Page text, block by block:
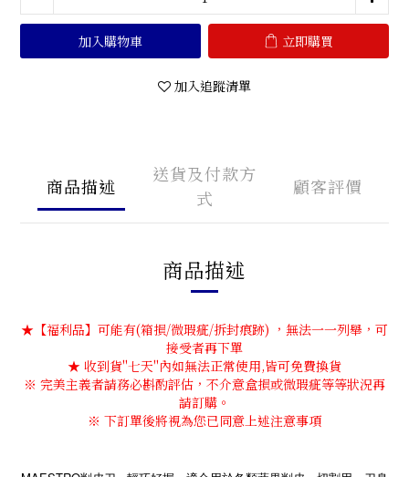
加入購物車 立即購買
加入追蹤清單
商品描述
送貨及付款方
式
顧客評價
商品描述
★【福利品】可能有(箱損/微瑕疵/拆封痕跡) ，無法一一列舉，可
接受者再下單
★ 收到貨''七天''內如無法正常使用,皆可免費換貨
※ 完美主義者請務必斟酌評估，不介意盒損或微瑕疵等等狀況再
請訂購。
※ 下訂單後將視為您已同意上述注意事項